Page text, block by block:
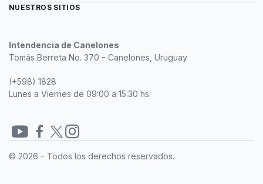
Intendencia de Canelones
Tomás Berreta No. 370 - Canelones, Uruguay
(+598) 1828
Lunes a Viernes de 09:00 a 15:30 hs.
NUESTROS SITIOS
© 2026 - Todos los derechos reservados.
Redes